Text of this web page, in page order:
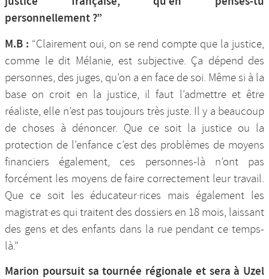
personnellement ?”
M.B : “Clairement oui, on se rend compte que la justice,
comme le dit Mélanie, est subjective. Ça dépend des
personnes, des juges, qu’on a en face de soi. Même si à la
base on croit en la justice, il faut l’admettre et être
réaliste, elle n’est pas toujours très juste. Il y a beaucoup
de choses à dénoncer. Que ce soit la justice ou la
protection de l’enfance c’est des problèmes de moyens
financiers également, ces personnes-là n’ont pas
forcément les moyens de faire correctement leur travail.
Que ce soit les éducateur·rices mais également les
magistrat·es qui traitent des dossiers en 18 mois, laissant
des gens et des enfants dans la rue pendant ce temps-
là.”
Marion poursuit sa tournée régionale et sera à Uzel